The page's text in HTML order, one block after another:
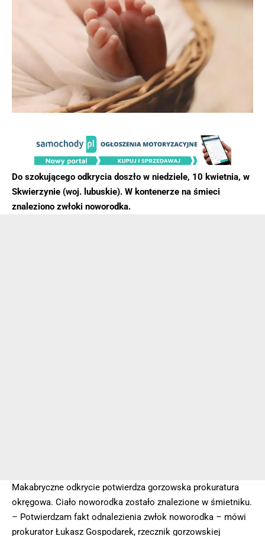
Do szokującego odkrycia doszło w niedziele, 10 kwietnia, w
Skwierzynie (woj. lubuskie). W kontenerze na śmieci
znaleziono zwłoki noworodka.
Makabryczne odkrycie potwierdza gorzowska prokuratura
okręgowa. Ciało noworodka zostało znalezione w śmietniku.
– Potwierdzam fakt odnalezienia zwłok noworodka – mówi
prokurator Łukasz Gospodarek, rzecznik gorzowskiej